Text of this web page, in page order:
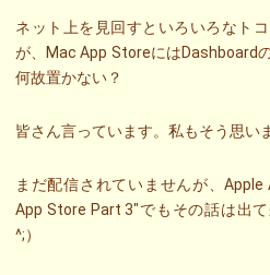
ネット上を見回すといろいろなト
が、Mac App StoreにはDashboard
何故置かない？
皆さん言っています。私もそう思い
まだ配信されていませんが、
App Store Part 3″でもその話は出
^;）